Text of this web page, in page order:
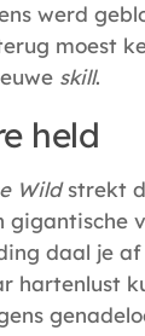
werd
moest
skill.
held
Wildstrekt
gigantische
daal je
hartenlust